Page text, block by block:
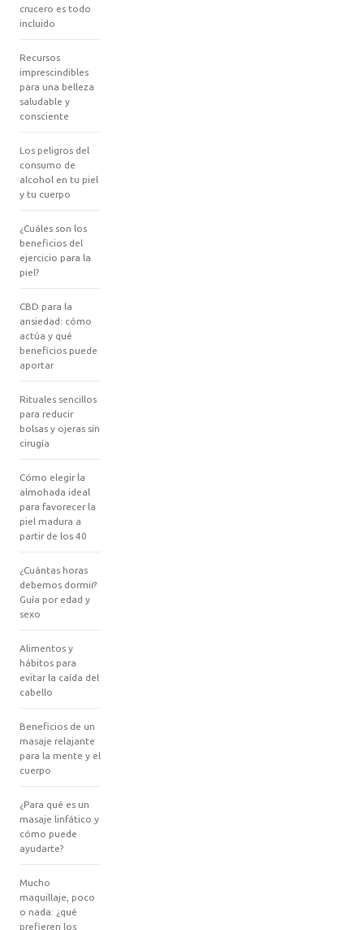
crucero es todo
incluido
Recursos
imprescindibles
para una belleza
saludable y
consciente
Los peligros del
consumo de
alcohol en tu piel
y tu cuerpo
¿Cuáles son los
beneficios del
ejercicio para la
piel?
CBD para la
ansiedad: cómo
actúa y qué
beneficios puede
aportar
Rituales sencillos
para reducir
bolsas y ojeras sin
cirugía
Cómo elegir la
almohada ideal
para favorecer la
piel madura a
partir de los 40
¿Cuántas horas
debemos dormir?
Guía por edad y
sexo
Alimentos y
hábitos para
evitar la caída del
cabello
Beneficios de un
masaje relajante
para la mente y el
cuerpo
¿Para qué es un
masaje linfático y
cómo puede
ayudarte?
Mucho
maquillaje, poco
o nada: ¿qué
prefieren los